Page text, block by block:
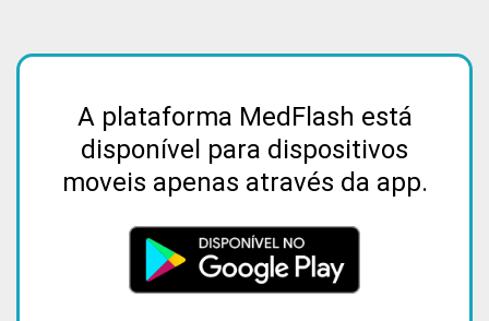
A plataforma MedFlash está
disponível para dispositivos
moveis apenas através da app.